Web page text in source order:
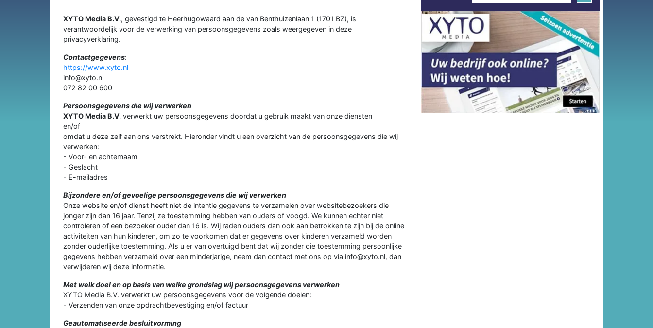
XYTO Media B.V., gevestigd te Heerhugowaard aan de van Benthuizenlaan 1 (1701 BZ), is
verantwoordelijk voor de verwerking van persoonsgegevens zoals weergegeven in deze
privacyverklaring.
Contactgegevens:
https://www.xyto.nl
info@xyto.nl
072 82 00 600
Persoonsgegevens die wij verwerken
XYTO Media B.V. verwerkt uw persoonsgegevens doordat u gebruik maakt van onze diensten
en/of
omdat u deze zelf aan ons verstrekt. Hieronder vindt u een overzicht van de persoonsgegevens die wij
verwerken:
- Voor- en achternaam
- Geslacht
- E-mailadres
Bijzondere en/of gevoelige persoonsgegevens die wij verwerken
Onze website en/of dienst heeft niet de intentie gegevens te verzamelen over websitebezoekers die
jonger zijn dan 16 jaar. Tenzij ze toestemming hebben van ouders of voogd. We kunnen echter niet
controleren of een bezoeker ouder dan 16 is. Wij raden ouders dan ook aan betrokken te zijn bij de online
activiteiten van hun kinderen, om zo te voorkomen dat er gegevens over kinderen verzameld worden
zonder ouderlijke toestemming. Als u er van overtuigd bent dat wij zonder die toestemming persoonlijke
gegevens hebben verzameld over een minderjarige, neem dan contact met ons op via info@xyto.nl, dan
verwijderen wij deze informatie.
Met welk doel en op basis van welke grondslag wij persoonsgegevens verwerken
XYTO Media B.V. verwerkt uw persoonsgegevens voor de volgende doelen:
- Verzenden van onze opdrachtbevestiging en/of factuur
Geautomatiseerde besluitvorming